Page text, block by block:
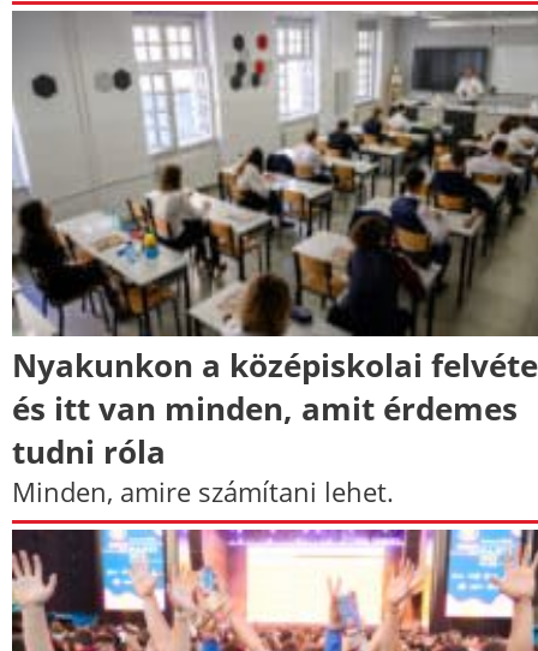
Nyakunkon a középiskolai
és itt van minden, amit érdemes
tudni róla
Minden, amire számítani lehet.